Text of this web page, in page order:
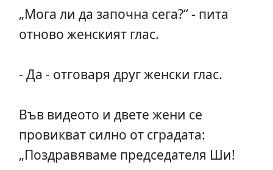
„Мога ли да започна сега?“ - пита
отново женският глас.
- Да - отговаря друг женски глас.
Във видеото и двете жени се
провикват силно от сградата:
„Поздравяваме председателя Ши!